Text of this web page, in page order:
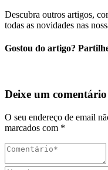
Descubra outros artigos,
todas as novidades nas
Gostou do artigo?
Deixe um comentário
O seu endereço de email
marcados com *